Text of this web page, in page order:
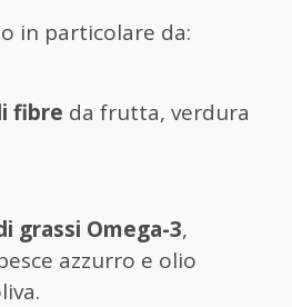
in particolare da:
fibre da frutta, verdura
grassi Omega-3,
azzurro e olio